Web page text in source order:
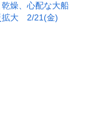
燥、心配な大船
拡大 2/21(金)